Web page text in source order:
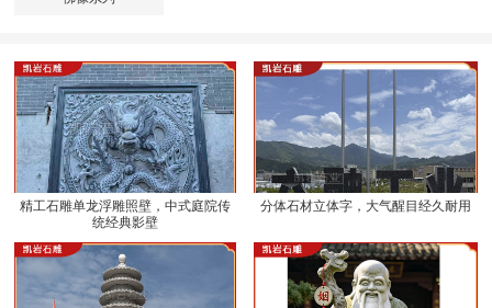
精工石雕单龙浮雕照壁，中式庭院传
统经典影壁
分体石材立体字，大气醒目经久耐用